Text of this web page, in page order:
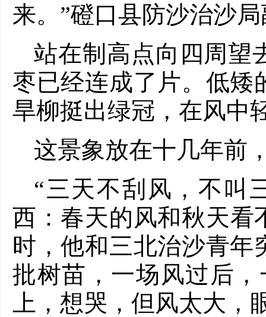
来。”磴口县防沙治沙
站在制高点向四周望
枣已经连成了片。低矮
旱柳挺出绿冠，在风中
这景象放在十几年前
“三天不刮风，不叫
西：春天的风和秋天看
时，他和三北治沙青年
批树苗，一场风过后
上，想哭，但风太大，